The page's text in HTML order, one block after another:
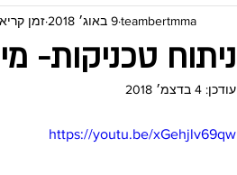
דרך חיים הגנה עצמית
ניתוח טכניקות-
teambertmma9 באוג׳ 2018 זמן קריאה 3
עודכן: 4 בדצמ׳ 2018
https://youtu.be/xGehjlv69qw